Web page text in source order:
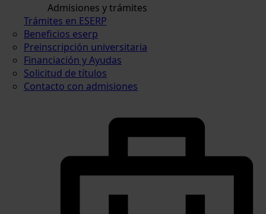
Admisiones y trámites
Trámites en ESERP
Beneficios eserp
Preinscripción universitaria
Financiación y Ayudas
Solicitud de títulos
Contacto con admisiones